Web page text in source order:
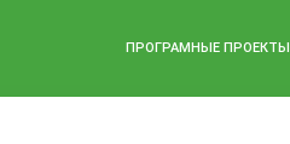
ПРОГРАМНЫЕ ПРОЕКТЫ